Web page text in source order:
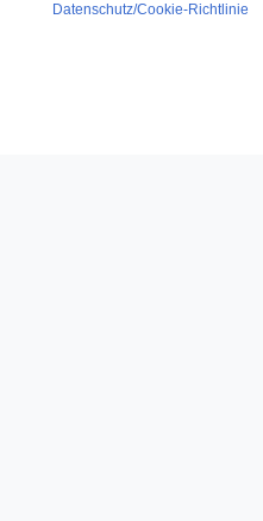
Datenschutz/Cookie-Richtlinie